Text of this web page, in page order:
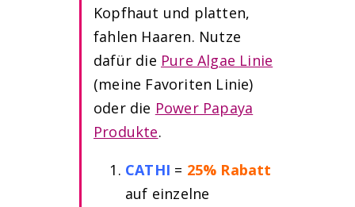
Kopfhaut und platten,
fahlen Haaren. Nutze
dafür die Pure Algae Linie
(meine Favoriten Linie)
oder die Power Papaya
Produkte.
CATHI = 25% Rabatt
auf einzelne